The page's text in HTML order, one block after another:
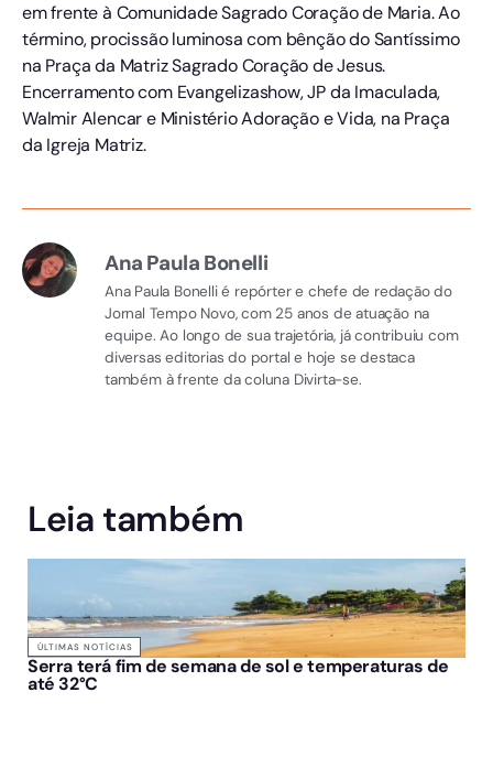
em frente à Comunidade Sagrado Coração de Maria. Ao
término, procissão luminosa com bênção do Santíssimo
na Praça da Matriz Sagrado Coração de Jesus.
Encerramento com Evangelizashow, JP da Imaculada,
Walmir Alencar e Ministério Adoração e Vida, na Praça
da Igreja Matriz.
Ana Paula Bonelli
Ana Paula Bonelli é repórter e chefe de redação do
Jornal Tempo Novo, com 25 anos de atuação na
equipe. Ao longo de sua trajetória, já contribuiu com
diversas editorias do portal e hoje se destaca
também à frente da coluna Divirta-se.
Leia também
ÚLTIMAS NOTÍCIAS
Serra terá fim de semana de sol e temperaturas de
até 32°C